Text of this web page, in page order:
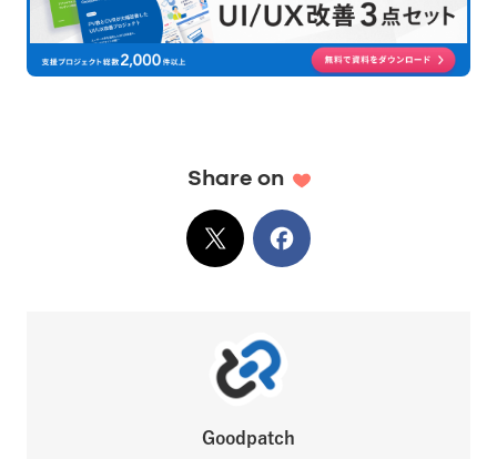
Share on
XでシェアFacebook
Goodpatch